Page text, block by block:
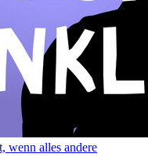
wenn alles andere